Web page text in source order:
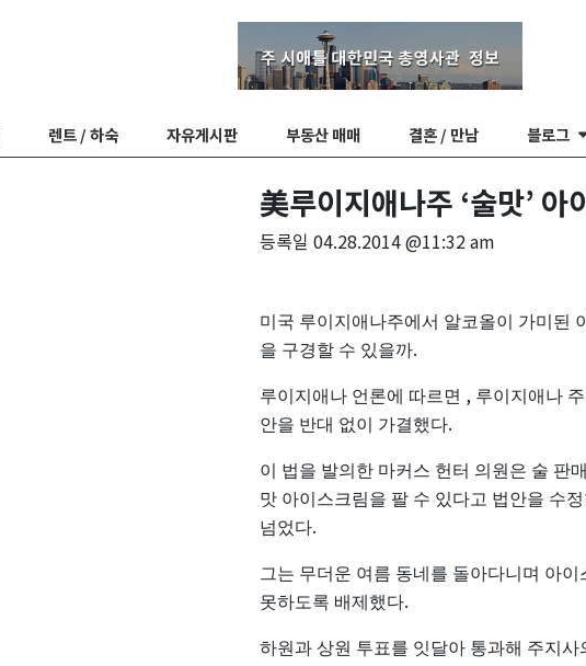
렌트 / 하숙 자유게시판 부동산 매매 결혼 / 만남 블로그
美루이지애나주 ‘술맛’
등록일04.28.2014 @11:32 am
미국 루이지애나주에서 알코올이 가미된
을 구경할 수 있을까.
루이지애나 언론에 따르면 , 루이지애나 주
안을 반대 없이 가결했다.
이 법을 발의한 마커스 헌터 의원은 술 판매
맛 아이스크림을 팔 수 있다고 법안을 수
넘었다.
그는 무더운 여름 동네를 돌아다니며 아이
못하도록 배제했다.
하원과 상원 투표를 잇달아 통과해 주지사